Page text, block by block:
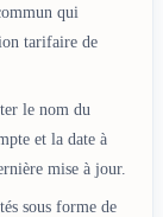
qui
tarifaire de
le nom du
et la date à
mise à jour.
sous forme de